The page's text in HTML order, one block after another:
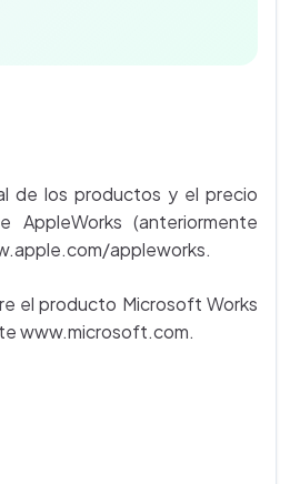
de los productos y el precio
AppleWorks (anteriormente
appleworks.
el producto Microsoft Works
www.microsoft.com.